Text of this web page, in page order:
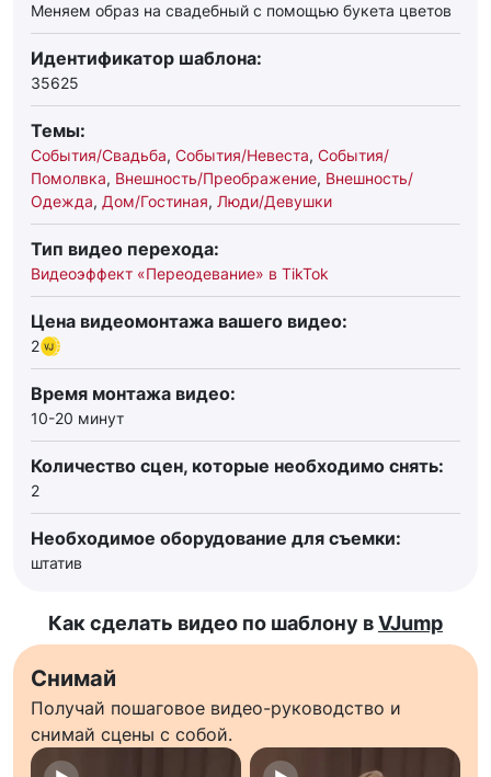
Меняем образ на свадебный с помощью букета цветов
Идентификатор шаблона:
35625
Темы:
События/Свадьба, События/Невеста, События/
Помолвка, Внешность/Преображение, Внешность/
Одежда, Дом/Гостиная, Люди/Девушки
Тип видео перехода:
Видеоэффект «Переодевание» в TikTok
Цена видеомонтажа вашего видео:
2
Время монтажа видео:
10-20 минут
Количество сцен, которые необходимо снять:
2
Необходимое оборудование для съемки:
штатив
Как сделать видео по шаблону вVJump
Снимай
Получай пошаговое видео-руководство и
снимай сцены с собой.